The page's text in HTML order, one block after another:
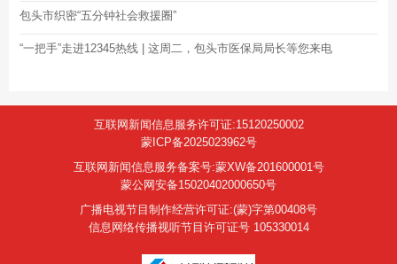
包头市织密“五分钟社会救援圈”
“一把手”走进12345热线 | 这周二，包头市医保局局长等您来电
互联网新闻信息服务许可证:15120250002
蒙ICP备2025023962号
互联网新闻信息服务备案号:蒙XW备201600001号
蒙公网安备15020402000650号
广播电视节目制作经营许可证:(蒙)字第00408号
信息网络传播视听节目许可证号 105330014